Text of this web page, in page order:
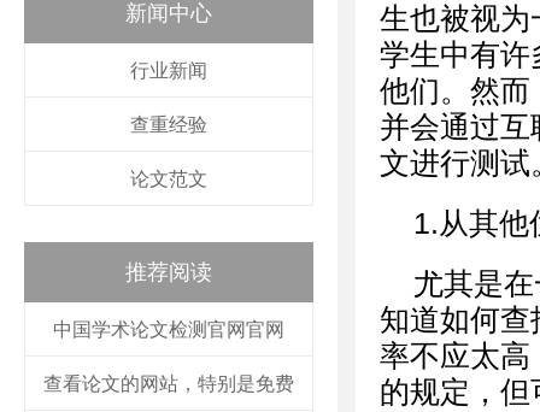
新闻中心
行业新闻
查重经验
论文范文
推荐阅读
中国学术论文检测官网官网
查看论文的网站，特别是免费
生也被视为
学生中有许
他们。然而
并会通过
文进行测试
1.从其他
尤其是
知道如何
率不应太高
的规定，